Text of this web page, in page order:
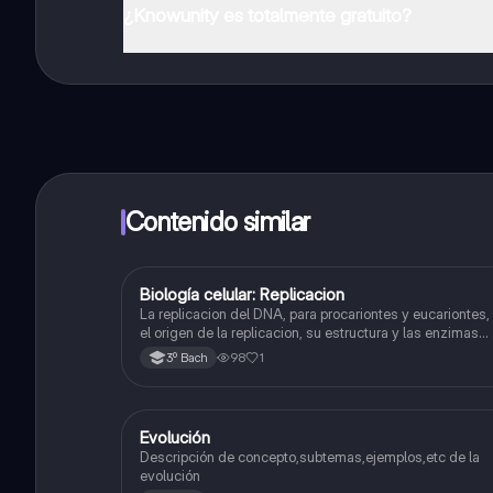
inmeditamente. Puedes ganar dinero utilizando la
Contenido similar
Biología
Biología celular: Replicacion
La replicacion del DNA, para procariontes y eucariontes,
el origen de la replicacion, su estructura y las enzimas
que participan en la síntesis, etc.
3º Bach 98 1
Biología
Evolución
Descripción de concepto,subtemas,ejemplos,etc de la
evolución